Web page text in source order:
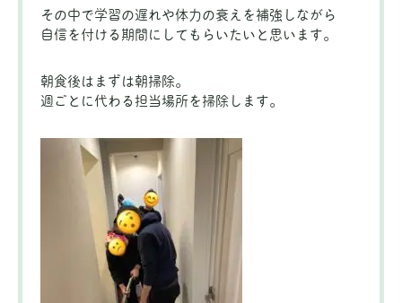
その中で学習の遅れや体力の衰えを補強しながら
自信を付ける期間にしてもらいたいと思います。
朝食後はまずは朝掃除。
週ごとに代わる担当場所を掃除します。